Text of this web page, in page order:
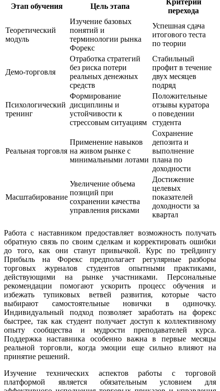
Этап обучения Цель этапа
Критерий
перехода
Теоретический
модуль
Изучение базовых
понятий и
терминологии рынка
Форекс
Успешная сдача
итогового теста
по теории
Демо-торговля
Отработка стратегий
без риска потери
реальных денежных
средств
Стабильный
профит в течение
двух месяцев
подряд
Психологический
тренинг
Формирование
дисциплины и
устойчивости к
стрессовым ситуациям
Положительные
отзывы куратора
о поведении
студента
Реальная торговля
Применение навыков
на живом рынке с
минимальными лотами
Сохранение
депозита и
выполнение
плана по
доходности
Масштабирование
Увеличение объема
позиций при
сохранении качества
управления рисками
Достижение
целевых
показателей
доходности за
квартал
Работа с наставником предоставляет возможность получать
обратную связь по своим сделкам и корректировать ошибки
до того, как они станут привычкой. Курс по трейдингу
Прибыль на Форекс предполагает регулярные разборы
торговых журналов студентов опытными практиками,
действующими на рынке участниками. Персональные
рекомендации помогают ускорить процесс обучения и
избежать тупиковых ветвей развития, которые часто
выбирают самостоятельные новички в одиночку.
Индивидуальный подход позволяет заработать на форекс
быстрее, так как студент получает доступ к коллективному
опыту сообщества и мудрости преподавателей курса.
Поддержка наставника особенно важна в первые месяцы
реальной торговли, когда эмоции еще сильно влияют на
принятие решений.
Изучение технических аспектов работы с торговой
платформой является обязательным условием для